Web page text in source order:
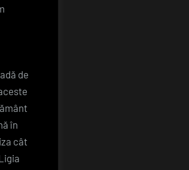
de
în
cât